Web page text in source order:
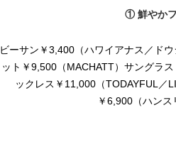
① 鮮やか
ビーサン￥3,400（ハワイアナス／ド
ット￥9,500（MACHATT）サングラ
ックレス￥11,000（TODAYFUL／
￥6,900（ハン